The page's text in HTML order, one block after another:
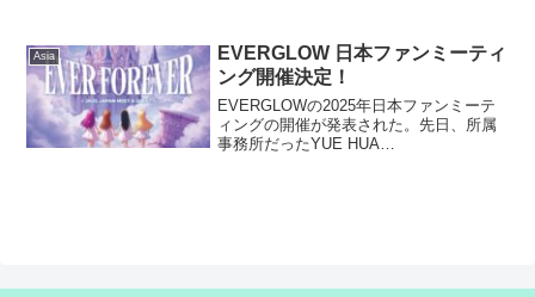
ジャケットを撮影した韓国のカメラマン
が表紙巻頭の...
Asia
EVERGLOW 日本ファンミーティ
ング開催決定！
EVERGLOWの2025年日本ファンミーテ
ィングの開催が発表された。先日、所属
事務所だったYUE HUA